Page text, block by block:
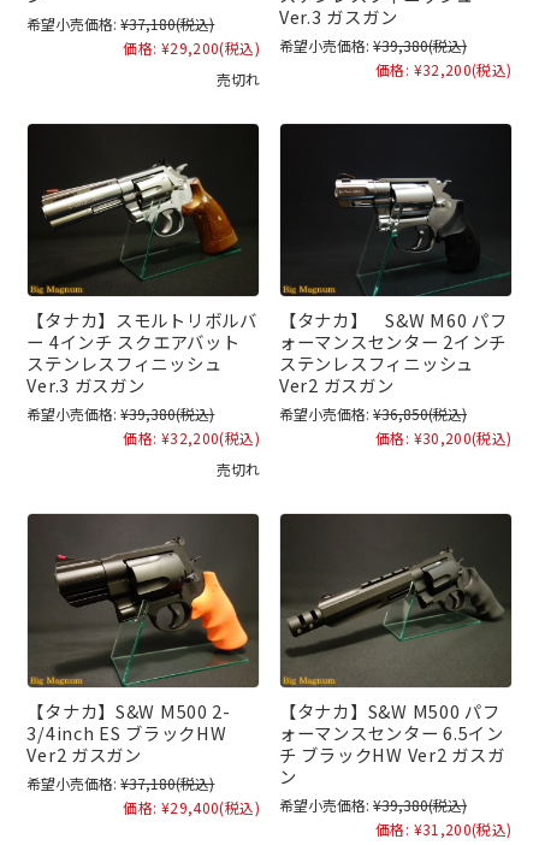
希望小売価格: ¥37,180(税込)
価格: ¥29,200(税込)
売切れ
Ver.3 ガスガン
希望小売価格: ¥39,380(税込)
価格: ¥32,200(税込)
【タナカ】スモルトリボルバ
ー 4インチ スクエアバット
ステンレスフィニッシュ
Ver.3 ガスガン
希望小売価格: ¥39,380(税込)
価格: ¥32,200(税込)
売切れ
【タナカ】 S&W M60 パフ
ォーマンスセンター 2インチ
ステンレスフィニッシュ
Ver2 ガスガン
希望小売価格: ¥36,850(税込)
価格: ¥30,200(税込)
【タナカ】S&W M500 2-
3/4inch ES ブラックHW
Ver2 ガスガン
希望小売価格: ¥37,180(税込)
価格: ¥29,400(税込)
【タナカ】S&W M500 パフ
ォーマンスセンター 6.5イン
チ ブラックHW Ver2 ガスガ
ン
希望小売価格: ¥39,380(税込)
価格: ¥31,200(税込)